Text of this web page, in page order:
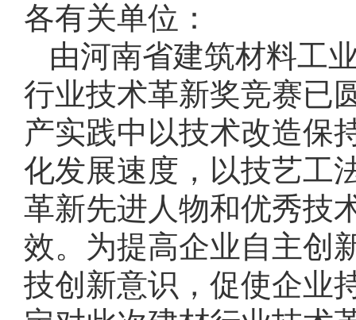
各有关单位：
由河南省建筑材料工
行业技术革新奖竞赛已
产实践中以技术改造保
化发展速度，以技艺工
革新先进人物和优秀技
效。为提高企业自主创
技创新意识，促使企业